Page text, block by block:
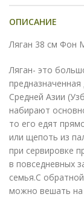
ОПИСАНИЕ
Ляган 38 см Фон
Ляган- это
Средней Азии
набирают
то его едят
или щепоть из
при сервировке
в повседневных
семья.С
можно вешать на